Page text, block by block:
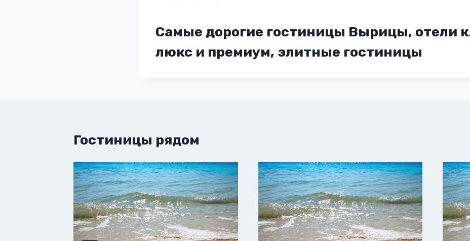
Самые дорогие гостиницы Вырицы, отели
люкс и премиум, элитные гостиницы
Гостиницы рядом